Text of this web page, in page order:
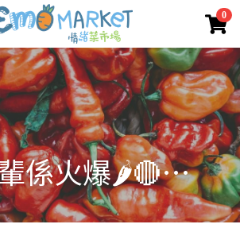
0
類
伙伴係火爆🌶️🔴…
×
商品分類